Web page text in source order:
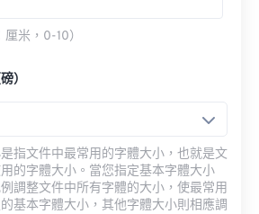
米，0-10）
）
指文件中最常用的字體大小，也就是文
的字體大小。當您指定基本字體大小
調整文件中所有字體的大小，使最常用
基本字體大小，其他字體大小則相應調